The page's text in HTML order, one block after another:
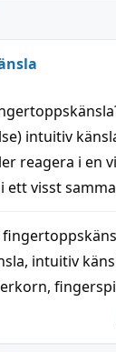
intuitiv
reagera i en
ett visst
, intuitiv
,